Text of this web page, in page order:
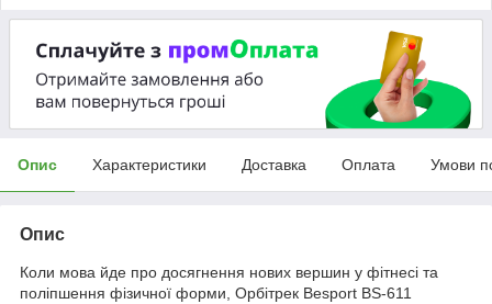
Опис Характеристики Доставка Оплата Умови
Опис
Коли мова йде про досягнення нових вершин у фітнесі та
поліпшення фізичної форми, Орбітрек Besport BS-611